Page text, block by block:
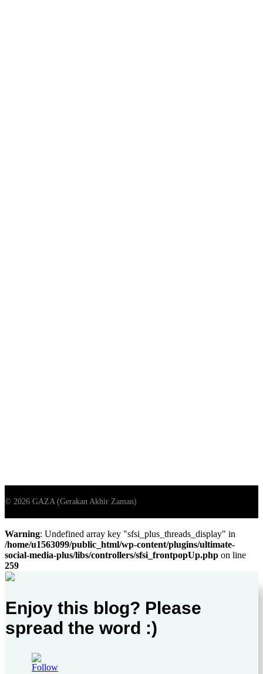
Warning: Undefined array key "sfsi_plus_threads_display" in
/home/u1563099/public_html/wp-content/plugins/ultimate-
social-media-plus/libs/controllers/sfsi_frontpopUp.php on line
259
Enjoy this blog? Please
spread the word :)